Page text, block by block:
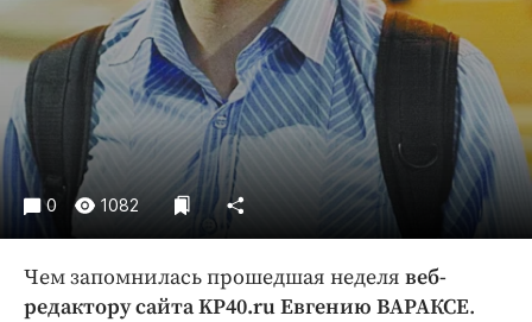
ПРОЕКТЫ
Блоги
Издания
Медиаперсона
Интересное чтиво
Клиника года
Работодатель года
0 1082
Чем запомнилась прошедшая неделя веб-
редактору сайта KP40.ru Евгению ВАРАКСЕ.